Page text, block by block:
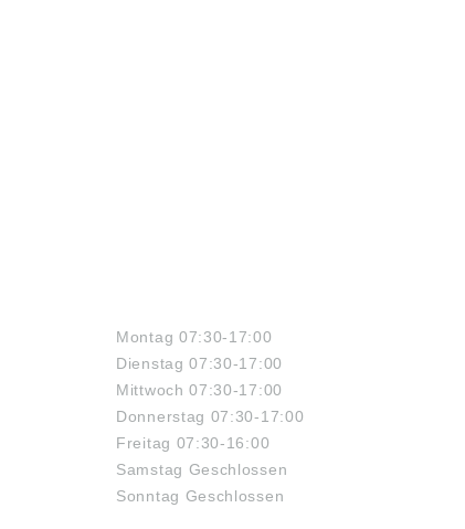
Montag 07:30-17:00
Dienstag 07:30-17:00
Mittwoch 07:30-17:00
Donnerstag 07:30-17:00
Freitag 07:30-16:00
Samstag Geschlossen
Sonntag Geschlossen